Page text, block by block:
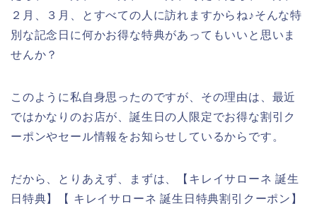
２月、３月、とすべての人に訪れますからね♪そんな特
別な記念日に何かお得な特典があってもいいと思いま
せんか？
このように私自身思ったのですが、その理由は、最近
ではかなりのお店が、誕生日の人限定でお得な割引ク
ーポンやセール情報をお知らせしているからです。
だから、とりあえず、まずは、【キレイサローネ 誕生
日特典】【 キレイサローネ 誕生日特典割引クーポン】